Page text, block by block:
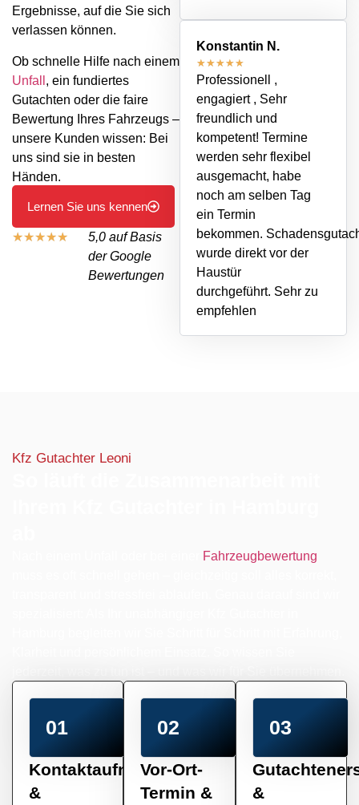
★★★★★
5,0 auf Basis
der Google
Bewertungen
Ergebnisse, auf die Sie sich
verlassen können.
Ob schnelle Hilfe nach einem
Unfall , ein fundiertes
Gutachten oder die faire
Bewertung Ihres Fahrzeugs –
unsere Kunden wissen: Bei
uns sind sie in besten
Händen.
Lernen Sie uns kennen
Konstantin N.
★★★★★
Professionell ,
engagiert , Sehr
freundlich und
kompetent! Termine
werden sehr flexibel
ausgemacht, habe
noch am selben Tag
ein Termin
bekommen.
wurde direkt vor der
Haustür
durchgeführt. Sehr zu
empfehlen
Kfz Gutachter Leoni
Fahrzeugbewertung
01
Kontaktaufnahme
&
02
Vor-Ort-
Termin &
03
&